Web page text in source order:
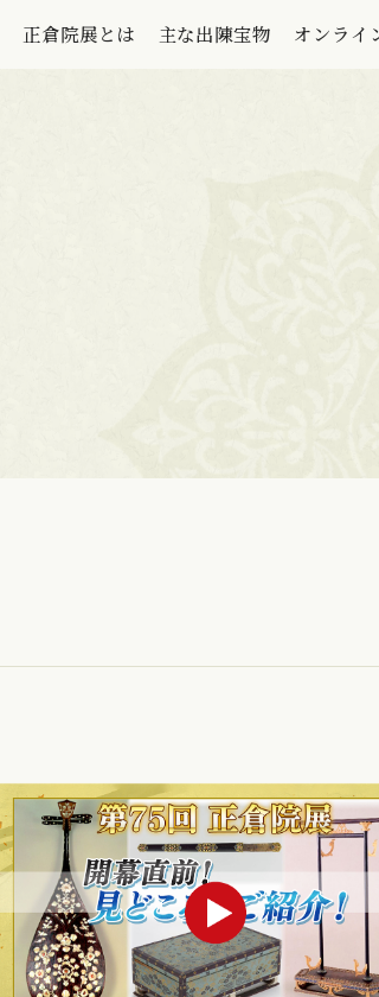
正倉院展とは 主な出陳宝物 オンライ